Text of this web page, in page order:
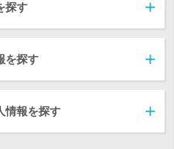
探す
を探す
情報を探す